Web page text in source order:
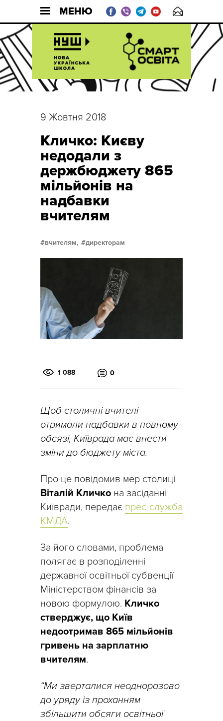
МЕНЮ
9 Жовтня 2018
Кличко: Києву
недодали з
держбюджету 865
мільйонів на
надбавки
вчителям
вчителям, директорам
1 088 0
Щоб столичні вчителі
отримали надбавки в повному
обсязі, Київрада має внести
зміни до бюджету міста.
Про це повідомив мер столиці
Віталій Кличко на засіданні
Київради, передає прес-служба
КМДА.
За його словами, проблема
полягає в розподіленні
державної освітньої субвенції
Міністерством фінансів за
новою формулою. Кличко
стверджує, що Київ
недоотримав 865 мільйонів
гривень на зарплатню
вчителям.
“Ми зверталися неодноразово
до уряду із проханням
збільшити обсяги освітньої